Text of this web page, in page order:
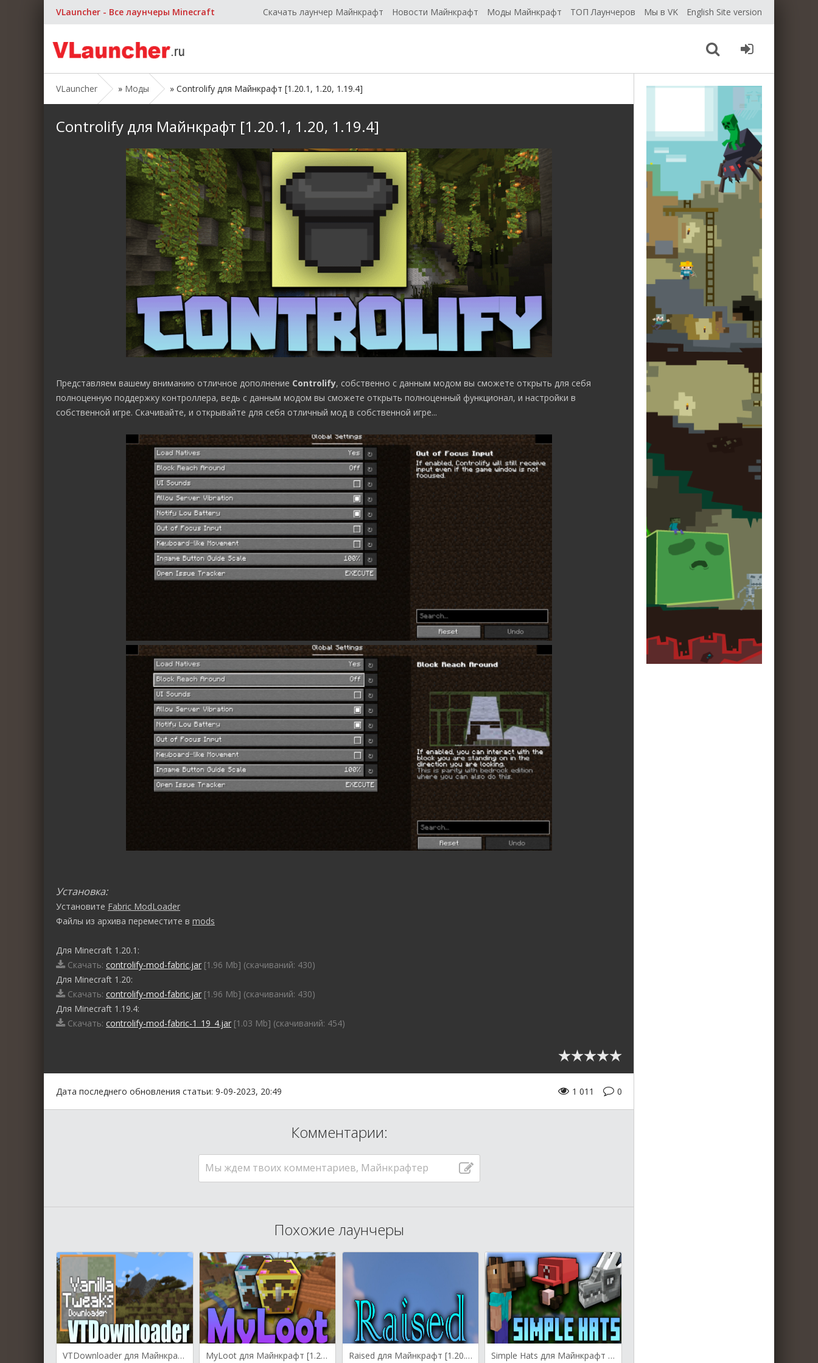
VLauncher - Все лаунчеры Minecraft Скачать лаунчер Майнкрафт Новости Майнкрафт Моды Майнкрафт ТОП Лаунчеров Мы в VK English Site version
VLauncher » Моды » Controlify для Майнкрафт [1.20.1, 1.20, 1.19.4]
Controlify для Майнкрафт [1.20.1, 1.20, 1.19.4]
Представляем вашему вниманию отличное дополнение Controlify, собственно с данным модом вы сможете открыть для себя
полноценную поддержку контроллера, ведь с данным модом вы сможете открыть полноценный функционал, и настройки в
собственной игре. Скачивайте, и открывайте для себя отличный мод в собственной игре...
Установка:
Установите Fabric ModLoader
Файлы из архива переместите в mods
Для Minecraft 1.20.1:
Скачать: controlify-mod-fabric.jar [1.96 Mb] (cкачиваний: 430)
Для Minecraft 1.20:
Скачать: controlify-mod-fabric.jar [1.96 Mb] (cкачиваний: 430)
Для Minecraft 1.19.4:
Скачать: controlify-mod-fabric-1_19_4.jar [1.03 Mb] (cкачиваний: 454)
Дата последнего обновления статьи: 9-09-2023, 20:49 0
1 011
Комментарии:
Мы ждем твоих комментариев, Майнкрафтер
Похожие лаунчеры
VTDownloader для Майнкрафт [1.20.1, 1.19.4, 1.19.3] MyLoot для Майнкрафт [1.20.1, 1.19.3, 1.19.2] Raised для Майнкрафт [1.20.1, 1.20, 1.19.4] Simple Hats для Майнкрафт [1.20.1, 1.20, 1.19.4]